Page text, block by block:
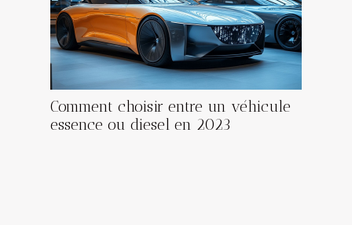
Comment choisir entre un véhicule
essence ou diesel en 2023